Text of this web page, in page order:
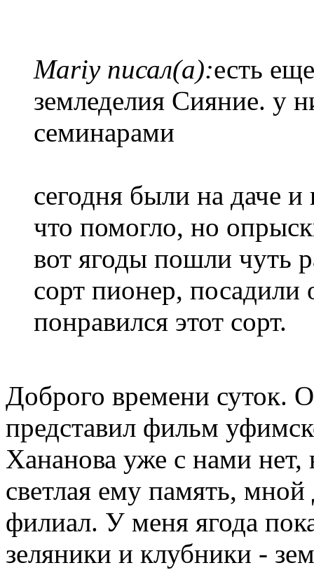
Mariy писал(а):есть
земледелия Сияние. у
семинарами
сегодня были на даче и
что помогло, но
вот ягоды пошли чуть
сорт пионер, посадили
понравился этот сорт.
Доброго времени суток.
представил фильм
Хананова уже с нами нет,
светлая ему память,
филиал. У меня ягода
зеляники и клубники -